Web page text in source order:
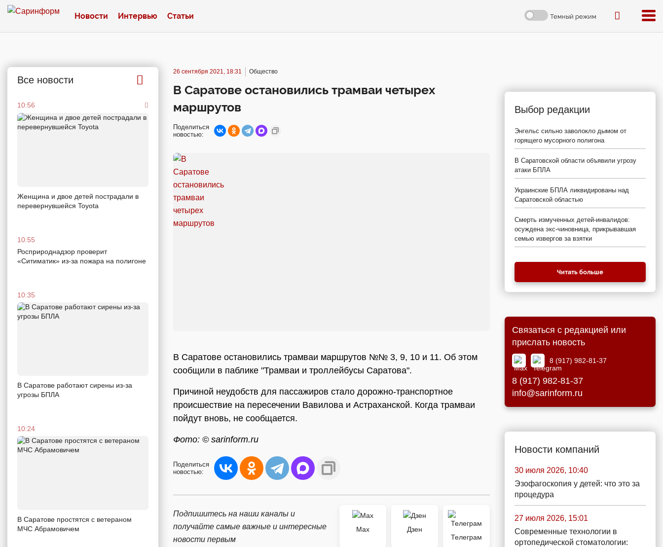
Новости Интервью Статьи Темный режим
Все новости
10:56
Женщина и двое детей пострадали в
перевернувшейся Toyota
10:55
Росприроднадзор проверит
«Ситиматик» из-за пожара на полигоне
10:35
В Саратове работают сирены из-за
угрозы БПЛА
10:24
В Саратове простятся с ветераном
МЧС Абрамовичем
26 сентября 2021, 18:31 Общество
В Саратове остановились трамваи четырех
маршрутов
Поделиться
новостью:
В Саратове остановились трамваи маршрутов №№ 3, 9, 10 и 11. Об этом
сообщили в паблике "Трамваи и троллейбусы Саратова".
Причиной неудобств для пассажиров стало дорожно-транспортное
происшествие на пересечении Вавилова и Астраханской. Когда трамваи
пойдут вновь, не сообщается.
Фото: © sarinform.ru
Поделиться
новостью:
Подпишитесь на наши каналы и
получайте самые важные и интересные
новости первым
Max
Дзен
Телеграм
Выбор редакции
Энгельс сильно заволокло дымом от
горящего мусорного полигона
В Саратовской области объявили угрозу
атаки БПЛА
Украинские БПЛА ликвидированы над
Саратовской областью
Смерть измученных детей-инвалидов:
осуждена экс-чиновница, прикрывавшая
семью извергов за взятки
Читать больше
Связаться с редакцией или
прислать новость
8 (917) 982-81-37
8 (917) 982-81-37
info@sarinform.ru
Новости компаний
30 июля 2026, 10:40
Эзофагоскопия у детей: что это за
процедура
27 июля 2026, 15:01
Современные технологии в
ортопедической стоматологии: